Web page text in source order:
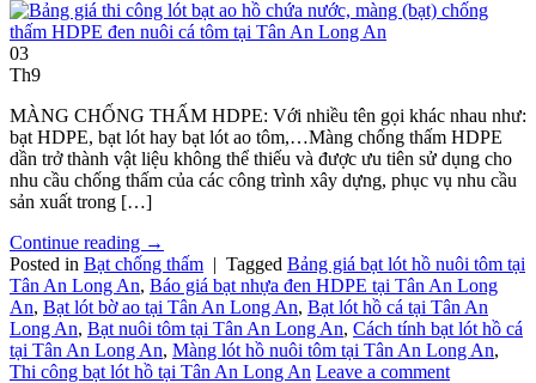
03
Th9
MÀNG CHỐNG THẤM HDPE: Với nhiều tên gọi khác nhau như:
bạt HDPE, bạt lót hay bạt lót ao tôm,…Màng chống thấm HDPE
dần trở thành vật liệu không thể thiếu và được ưu tiên sử dụng cho
nhu cầu chống thấm của các công trình xây dựng, phục vụ nhu cầu
sản xuất trong […]
Continue reading →
Posted in Bạt chống thấm | Tagged Bảng giá bạt lót hồ nuôi tôm tại
Tân An Long An, Báo giá bạt nhựa đen HDPE tại Tân An Long
An, Bạt lót bờ ao tại Tân An Long An, Bạt lót hồ cá tại Tân An
Long An, Bạt nuôi tôm tại Tân An Long An, Cách tính bạt lót hồ cá
tại Tân An Long An, Màng lót hồ nuôi tôm tại Tân An Long An,
Thi công bạt lót hồ tại Tân An Long An Leave a comment